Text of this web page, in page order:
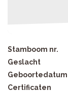
Stamboom nr.
Geslacht
Geboortedatum
Certificaten